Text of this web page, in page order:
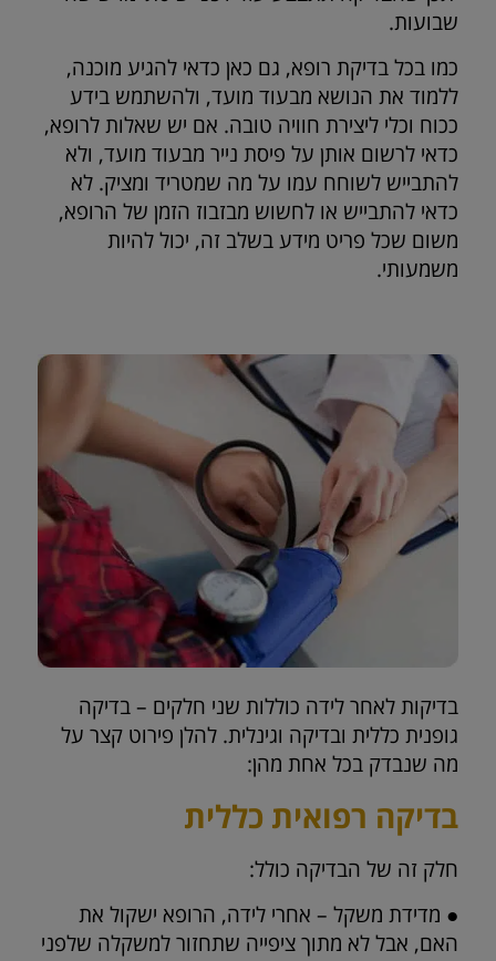
שבועות.
כמו בכל בדיקת רופא, גם כאן כדאי להגיע מוכנה,
ללמוד את הנושא מבעוד מועד, ולהשתמש בידע
ככוח וכלי ליצירת חוויה טובה. אם יש שאלות לרופא,
כדאי לרשום אותן על פיסת נייר מבעוד מועד, ולא
להתבייש לשוחח עמו על מה שמטריד ומציק. לא
כדאי להתבייש או לחשוש מבזבוז הזמן של הרופא,
משום שכל פריט מידע בשלב זה, יכול להיות
משמעותי.
בדיקות לאחר לידה כוללות שני חלקים – בדיקה
גופנית כללית ובדיקה וגינלית. להלן פירוט קצר על
מה שנבדק בכל אחת מהן:
בדיקה רפואית כללית
חלק זה של הבדיקה כולל:
● מדידת משקל – אחרי לידה, הרופא ישקול את
האם, אבל לא מתוך ציפייה שתחזור למשקלה שלפני